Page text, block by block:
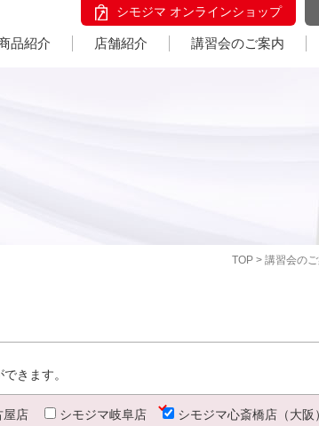
シモジマ オンラインショップ
品紹介 店舗紹介 講習会のご案内
TOP > 講習会の
きます。
屋店 シモジマ岐阜店 シモジマ心斎橋店（大阪）